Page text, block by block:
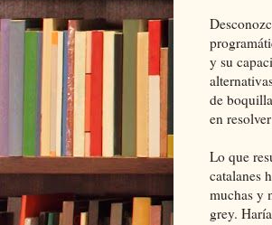
y su
de
en
Lo que
catalanes
muchas y
grey.